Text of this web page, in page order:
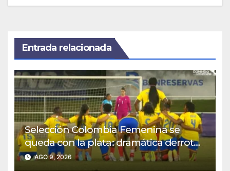
Entrada relacionada
Selección Colombia Femenina se
queda con la plata: dramática derrota
ante México en los Juegos
Centroamericanos y del Caribe
AGO 9, 2026